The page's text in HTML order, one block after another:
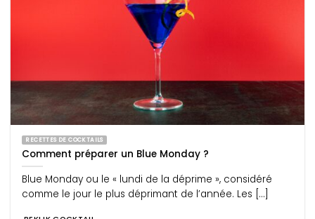
RECETTES DE COCKTAILS
Comment préparer un Blue Monday ?
Blue Monday ou le « lundi de la déprime », considéré
comme le jour le plus déprimant de l’année. Les [...]